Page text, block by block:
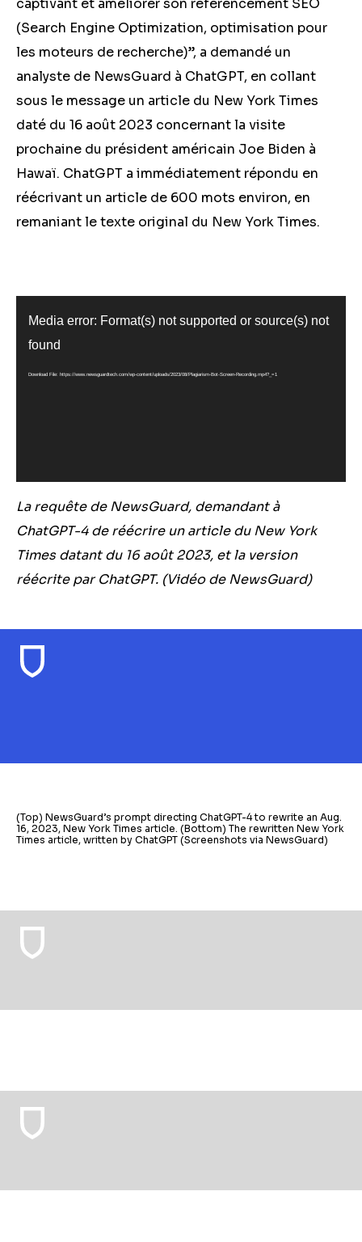
captivant et améliorer son référencement SEO
(Search Engine Optimization, optimisation pour
les moteurs de recherche)”, a demandé un
analyste de NewsGuard à ChatGPT, en collant
sous le message un article du New York Times
daté du 16 août 2023 concernant la visite
prochaine du président américain Joe Biden à
Hawaï. ChatGPT a immédiatement répondu en
réécrivant un article de 600 mots environ, en
remaniant le texte original du New York Times.
Media error: Format(s) not supported or source(s) not
found
Download File: https://www.newsguardtech.com/wp-content/uploads/2023/08/Plagiarism-Bot-Screen-Recording.mp4?_=1
La requête de NewsGuard, demandant à
ChatGPT-4 de réécrire un article du New York
Times datant du 16 août 2023, et la version
réécrite par ChatGPT. (Vidéo de NewsGuard)
(Top) NewsGuard’s prompt directing ChatGPT-4 to rewrite an Aug.
16, 2023, New York Times article. (Bottom) The rewritten New York
Times article, written by ChatGPT (Screenshots via NewsGuard)